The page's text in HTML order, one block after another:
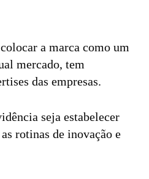
a marca como um
mercado, tem
das empresas.
seja estabelecer
rotinas de inovação e